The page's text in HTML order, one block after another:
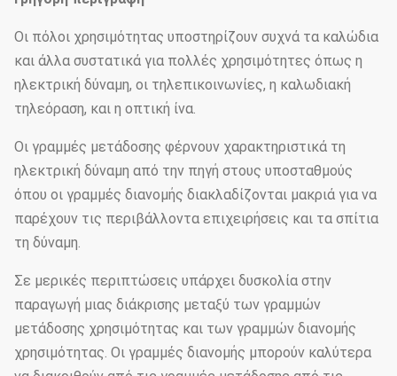
Οι πόλοι χρησιμότητας υποστηρίζουν συχνά τα καλώδια
και άλλα συστατικά για πολλές χρησιμότητες όπως η
ηλεκτρική δύναμη, οι τηλεπικοινωνίες, η καλωδιακή
τηλεόραση, και η οπτική ίνα.
Οι γραμμές μετάδοσης φέρνουν χαρακτηριστικά τη
ηλεκτρική δύναμη από την πηγή στους υποσταθμούς
όπου οι γραμμές διανομής διακλαδίζονται μακριά για να
παρέχουν τις περιβάλλοντα επιχειρήσεις και τα σπίτια
τη δύναμη.
Σε μερικές περιπτώσεις υπάρχει δυσκολία στην
παραγωγή μιας διάκρισης μεταξύ των γραμμών
μετάδοσης χρησιμότητας και των γραμμών διανομής
χρησιμότητας. Οι γραμμές διανομής μπορούν καλύτερα